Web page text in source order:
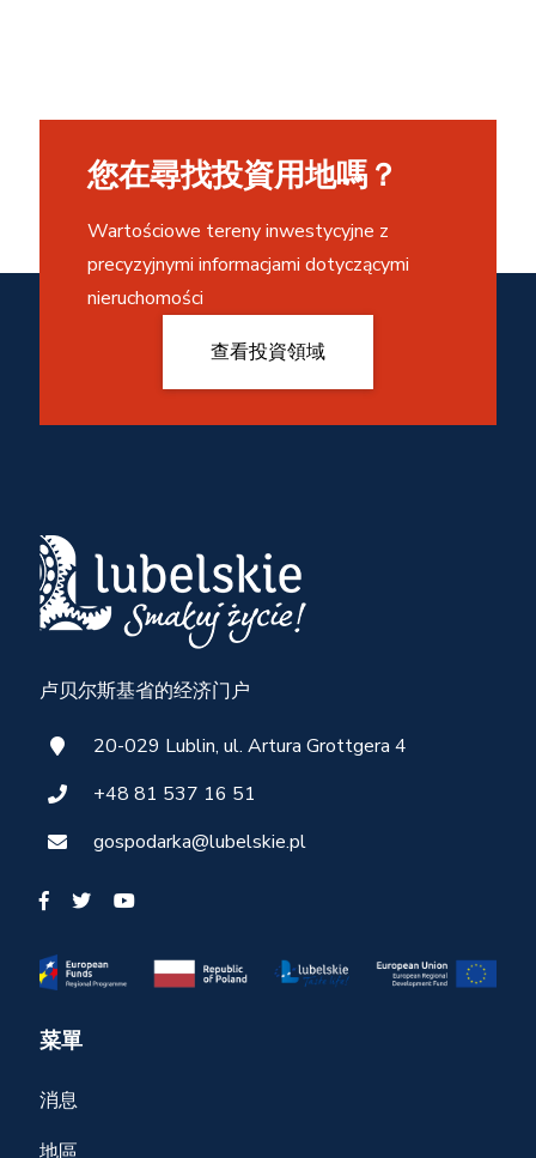
您在尋找投資用地嗎？
Wartościowe tereny inwestycyjne z
precyzyjnymi informacjami dotyczącymi
nieruchomości
查看投資領域
卢贝尔斯基省的经济门户
20-029 Lublin, ul. Artura Grottgera 4
+48 81 537 16 51
gospodarka@lubelskie.pl
菜單
消息
地區